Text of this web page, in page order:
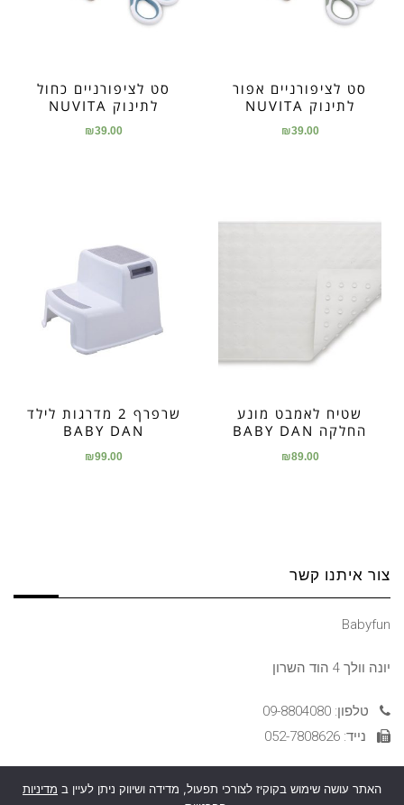
סט לציפורניים אפור
לתינוק NUVITA
₪39.00
סט לציפורניים כחול
לתינוק NUVITA
₪39.00
שטיח לאמבט מונע
החלקה BABY DAN
₪89.00
שרפרף 2 מדרגות לילד
BABY DAN
₪99.00
צור איתנו קשר
Babyfun
יונה וולך 4 הוד השרון
טלפון: 09-8804080
נייד: 052-7808626
האתר עושה שימוש בקוקיז לצורכי תפעול, מדידה ושיווק ניתן לעיין ב מדיניות